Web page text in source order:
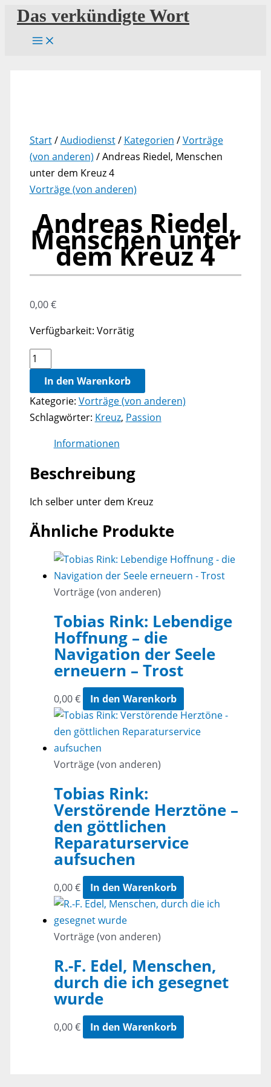
Zum
Inhalt
springen
Das verkündigte Wort
Start/Audiodienst/ Kategorien /Vorträge
(von anderen) / Andreas Riedel, Menschen
unter dem Kreuz 4
Vorträge (von anderen)
Andreas Riedel,
Menschen unter
dem Kreuz 4
0,00€
Verfügbarkeit: Vorrätig
Andreas
Riedel,
Menschen
unter
dem
Kreuz
Menge
In den Warenkorb
Kategorie: Vorträge (von anderen)
Schlagwörter: Kreuz, Passion
Informationen
Beschreibung
Ich selber unter dem Kreuz
Ähnliche Produkte
Vorträge (von anderen)
Tobias Rink: Lebendige
Hoffnung – die
Navigation der Seele
erneuern – Trost
0,00€ In den Warenkorb
Vorträge (von anderen)
Tobias Rink:
Verstörende Herztöne –
den göttlichen
Reparaturservice
aufsuchen
0,00€ In den Warenkorb
Vorträge (von anderen)
R.-F. Edel, Menschen,
durch die ich gesegnet
wurde
0,00€ In den Warenkorb